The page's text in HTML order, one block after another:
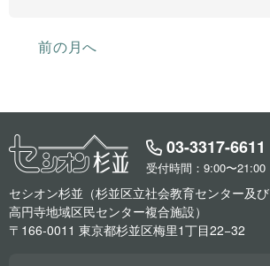
前の月へ
03-3317-6611
受付時間：9:00〜21:00
セシオン杉並（杉並区立社会教育センター及び
高円寺地域区民センター複合施設）
〒166-0011 東京都杉並区梅里1丁目22−32